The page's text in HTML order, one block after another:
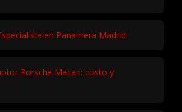
en Panamera Madrid
Porsche Macan: costo y